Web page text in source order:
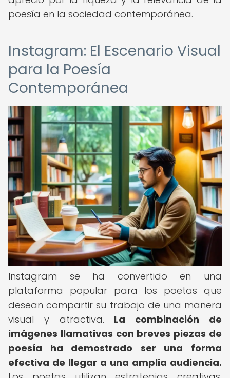
poesía en la sociedad contemporánea.
Instagram: El Escenario Visual
para la Poesía
Contemporánea
Instagram se ha convertido en una
plataforma popular para los poetas que
desean compartir su trabajo de una manera
visual y atractiva. La combinación de
imágenes llamativas con breves piezas de
poesía ha demostrado ser una forma
efectiva de llegar a una amplia audiencia.